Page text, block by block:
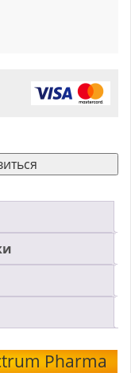
Pharma